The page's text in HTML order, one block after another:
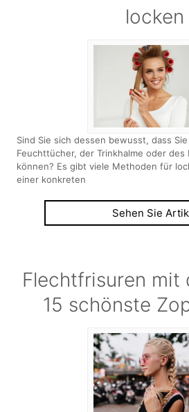
locken
Sind Sie sich dessen bewusst, dass
Feuchttücher, der Trinkhalme oder des
können? Es gibt viele Methoden für
einer konkreten
Sehen Sie
Flechtfrisuren mit
15 schönste